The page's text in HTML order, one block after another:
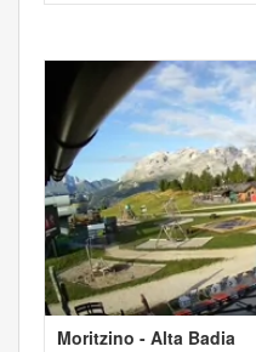
Moritzino - Alta Badia